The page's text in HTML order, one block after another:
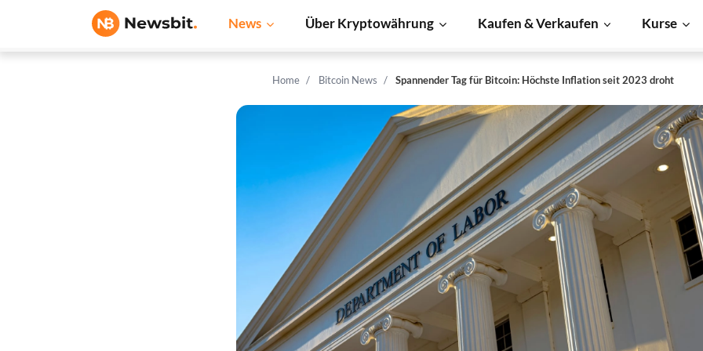
News Über Kryptowährung Kaufen & Verkaufen Kurse
Home Bitcoin News Spannender Tag für Bitcoin: Höchste Inflation seit 2023 droht